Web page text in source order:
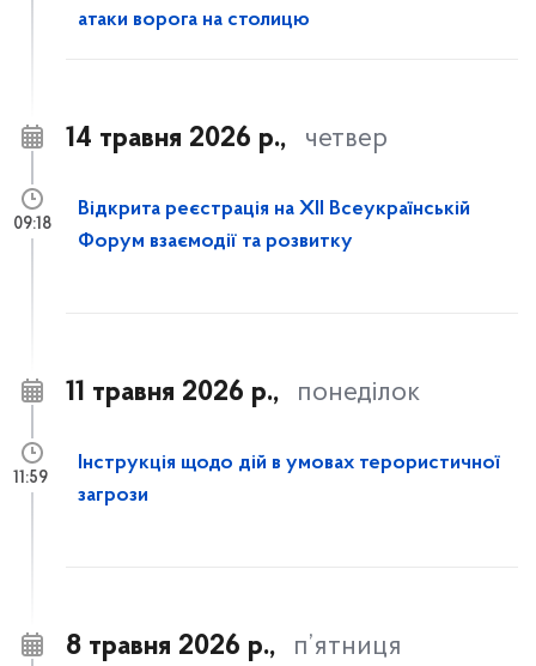
атаки ворога на столицю
14 травня 2026 р., четвер
Відкрита реєстрація на XII Всеукраїнській
Форум взаємодії та розвитку
09:18
11 травня 2026 р., понеділок
Інструкція щодо дій в умовах терористичної
загрози
11:59
8 травня 2026 р., п’ятниця